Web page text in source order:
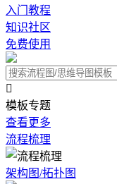
入门教程
知识社区
免费使用

模板专题
查看更多
流程梳理
架构图/拓扑图